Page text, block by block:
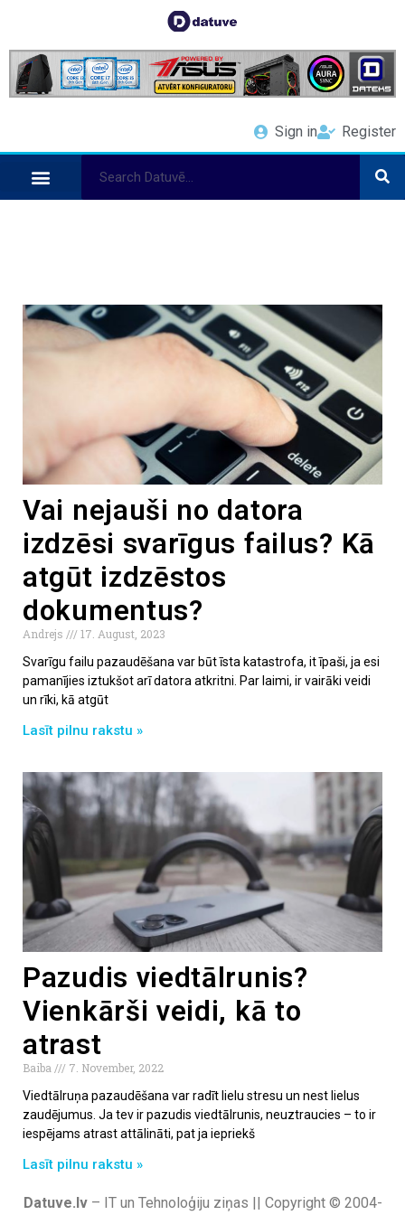
Sign in Register
Vai nejauši no datora
izdzēsi svarīgus failus? Kā
atgūt izdzēstos
dokumentus?
Andrejs
17. August, 2023
Svarīgu failu pazaudēšana var būt īsta katastrofa, it īpaši, ja esi
pamanījies iztukšot arī datora atkritni. Par laimi, ir vairāki veidi
un rīki, kā atgūt
Lasīt pilnu rakstu »
Pazudis viedtālrunis?
Vienkārši veidi, kā to
atrast
Baiba
7. November, 2022
Viedtālruņa pazaudēšana var radīt lielu stresu un nest lielus
zaudējumus. Ja tev ir pazudis viedtālrunis, neuztraucies – to ir
iespējams atrast attālināti, pat ja iepriekš
Lasīt pilnu rakstu »
Datuve.lv– IT un Tehnoloģiju ziņas || Copyright © 2004-